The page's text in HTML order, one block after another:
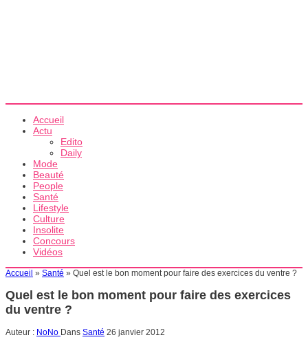
Accueil
Actu
Edito
Daily
Mode
Beauté
People
Santé
Lifestyle
Culture
Insolite
Concours
Vidéos
Accueil » Santé » Quel est le bon moment pour faire des exercices du ventre ?
Quel est le bon moment pour faire des exercices
du ventre ?
Auteur : NoNo Dans Santé 26 janvier 2012